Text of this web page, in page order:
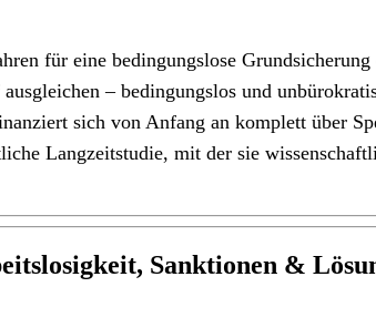
für eine bedingungslose
– bedingungslos und
sich von Anfang an komplett über
Langzeitstudie, mit der sie
Sanktionen &